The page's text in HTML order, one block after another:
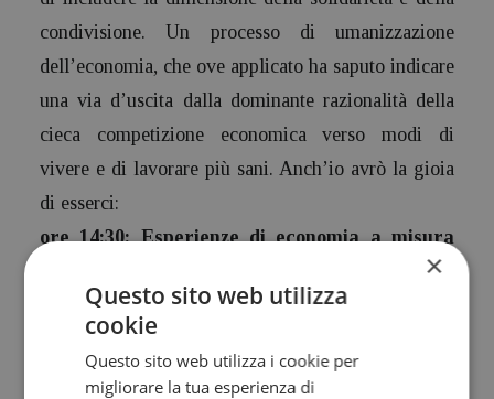
condivisione. Un processo di umanizzazione
dell’economia, che ove applicato ha saputo indicare
una via d’uscita dalla dominante razionalità della
cieca competizione economica verso modi di
vivere e di lavorare più sani. Anch’io avrò la gioia
di esserci:
ore 14:30: Esperienze di economia a misura
Hans-Peter Dejakum, Loacker
×
Questo sito web utilizza
cookie
Questo sito web utilizza i cookie per
migliorare la tua esperienza di